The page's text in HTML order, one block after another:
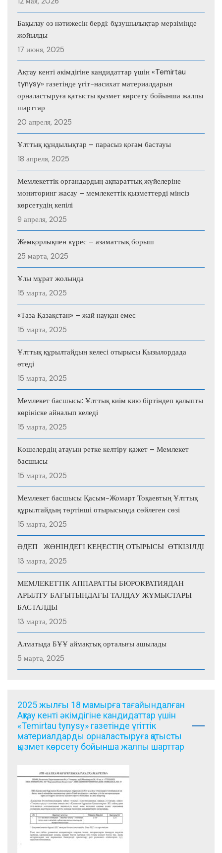
Бақылау өз нәтижесін берді: бұзушылықтар мерзімінде
жойылды
17 июня, 2025
Ақтау кенті әкімдігіне кандидаттар үшін «Temirtau
tynysy» газетінде үгіт-насихат материалдарын
орналастыруға қатысты қызмет көрсету бойынша жалпы
шарттар
20 апреля, 2025
Ұлттық құндылықтар – парасыз қоғам бастауы
18 апреля, 2025
Мемлекеттік органдардың ақпараттық жүйелеріне
мониторинг жасау – мемлекеттік қызметтерді мінсіз
көрсетудің кепілі
9 апреля, 2025
Жемқорлықпен күрес – азаматтық борыш
25 марта, 2025
Ұлы мұрат жолында
15 марта, 2025
«Таза Қазақстан» – жай науқан емес
15 марта, 2025
Ұлттық құрылтайдың келесі отырысы Қызылордада
өтеді
15 марта, 2025
Мемлекет басшысы: Ұлттық киім кию біртіндеп қалыпты
көрініске айналып келеді
15 марта, 2025
Көшелердің атауын ретке келтіру қажет – Мемлекет
басшысы
15 марта, 2025
Мемлекет басшысы Қасым-Жомарт Тоқаевтың Ұлттық
құрылтайдың төртінші отырысында сөйлеген сөзі
15 марта, 2025
ӘДЕП ЖӨНІНДЕГІ КЕҢЕСТІҢ ОТЫРЫСЫ ӨТКІЗІЛДІ
13 марта, 2025
МЕМЛЕКЕТТІК АППАРАТТЫ БЮРОКРАТИЯДАН
АРЫЛТУ БАҒЫТЫНДАҒЫ ТАЛДАУ ЖҰМЫСТАРЫ
БАСТАЛДЫ
13 марта, 2025
Алматыда БҰҰ аймақтық орталығы ашылады
5 марта, 2025
2025 жылғы 18 мамырға тағайындалған
Ақтау кенті әкімдігіне кандидаттар үшін
«Temirtau tynysy» газетінде үгіттік
материалдарды орналастыруға қатысты
қызмет көрсету бойынша жалпы шарттар